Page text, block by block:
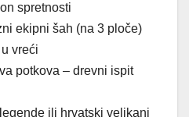
spretnosti
ekipni šah (na 3 ploče)
vreći
potkova – drevni ispit
ili hrvatski velikani